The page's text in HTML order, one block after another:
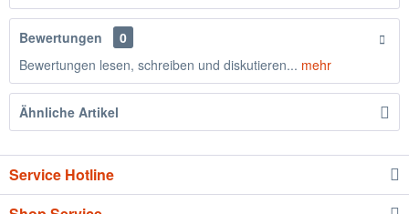
Bewertungen
0
Bewertungen lesen, schreiben und diskutieren... mehr
Ähnliche Artikel
Service Hotline